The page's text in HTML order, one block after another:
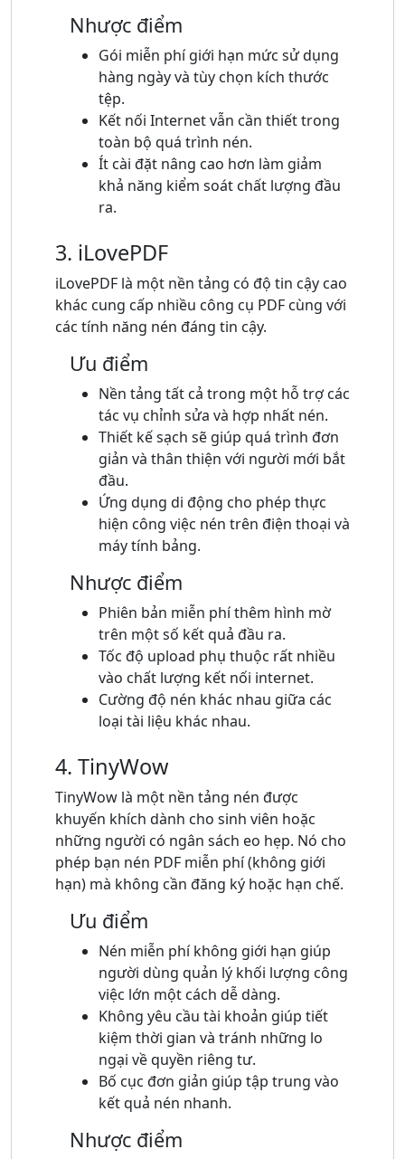
Nhược điểm
Gói miễn phí giới hạn mức sử dụng
hàng ngày và tùy chọn kích thước
tệp.
Kết nối Internet vẫn cần thiết trong
toàn bộ quá trình nén.
Ít cài đặt nâng cao hơn làm giảm
khả năng kiểm soát chất lượng đầu
ra.
3. iLovePDF
iLovePDF là một nền tảng có độ tin cậy cao
khác cung cấp nhiều công cụ PDF cùng với
các tính năng nén đáng tin cậy.
Ưu điểm
Nền tảng tất cả trong một hỗ trợ các
tác vụ chỉnh sửa và hợp nhất nén.
Thiết kế sạch sẽ giúp quá trình đơn
giản và thân thiện với người mới bắt
đầu.
Ứng dụng di động cho phép thực
hiện công việc nén trên điện thoại và
máy tính bảng.
Nhược điểm
Phiên bản miễn phí thêm hình mờ
trên một số kết quả đầu ra.
Tốc độ upload phụ thuộc rất nhiều
vào chất lượng kết nối internet.
Cường độ nén khác nhau giữa các
loại tài liệu khác nhau.
4. TinyWow
TinyWow là một nền tảng nén được
khuyến khích dành cho sinh viên hoặc
những người có ngân sách eo hẹp. Nó cho
phép bạn nén PDF miễn phí (không giới
hạn) mà không cần đăng ký hoặc hạn chế.
Ưu điểm
Nén miễn phí không giới hạn giúp
người dùng quản lý khối lượng công
việc lớn một cách dễ dàng.
Không yêu cầu tài khoản giúp tiết
kiệm thời gian và tránh những lo
ngại về quyền riêng tư.
Bố cục đơn giản giúp tập trung vào
kết quả nén nhanh.
Nhược điểm